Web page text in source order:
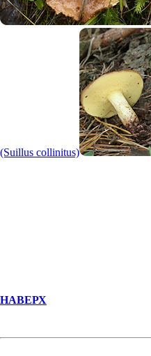
(Suillus collinitus)
НАВЕРХ